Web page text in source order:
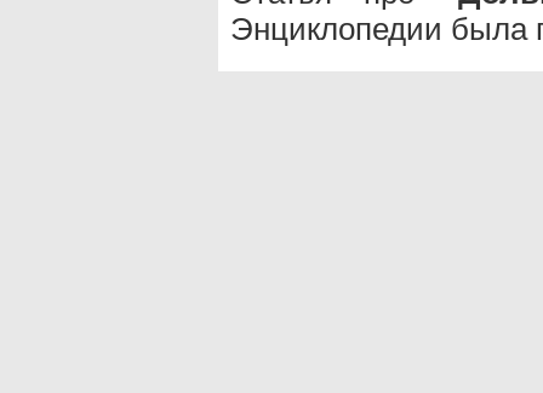
Энциклопедии была